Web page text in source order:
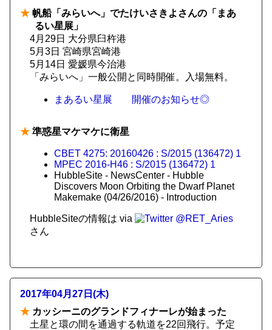
★ 帆船「みらいへ」でたけいさきよさんの「まあ
るい星展」
4月29日 大分県臼杵港
5月3日 宮崎県宮崎港
5月14日 愛媛県今治港
「みらいへ」一般公開と同時開催。入場無料。
まあるい星展 開催のお知らせ◎
★ 準惑星マケマケに衛星
CBET 4275: 20160426 : S/2015 (136472) 1
MPEC 2016-H46 : S/2015 (136472) 1
HubbleSite - NewsCenter - Hubble
Discovers Moon Orbiting the Dwarf Planet
Makemake (04/26/2016) - Introduction
HubbleSiteの情報は via
@RET_Aries
さん
2017年04月27日(木)
★ カッシーニのグランドフィナーレが始まった
土星と環の間を通過する軌道を22回飛行。予定